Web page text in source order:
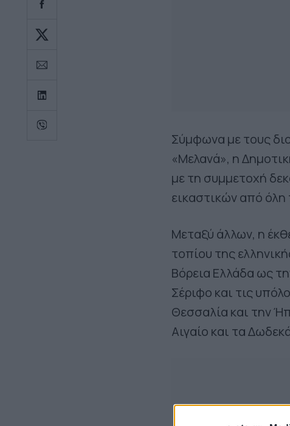
Σύμφωνα με τους
«Μελανά», η
με τη συμμετοχή
εικαστικών από όλη
Μεταξύ άλλων, η
τοπίου της
Βόρεια Ελλάδα ως
Σέριφο και τις
Θεσσαλία και την
Αιγαίο και τα